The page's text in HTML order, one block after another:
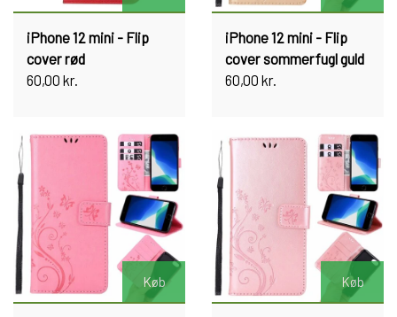
iPhone 12 mini - Flip
cover rød
60,00 kr.
iPhone 12 mini - Flip
cover sommerfugl guld
60,00 kr.
Køb Køb